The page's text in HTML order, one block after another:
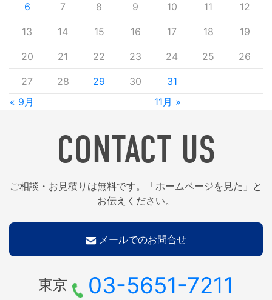
« 9月 11月 »
6 7 8 9 10 11 12
13 14 15 16 17 18 19
20 21 22 23 24 25 26
27 28 29 30 31
CONTACT US
ご相談・お見積りは無料です。「ホームページを見た」と
お伝えください。
メールでのお問合せ
東京 03-5651-7211